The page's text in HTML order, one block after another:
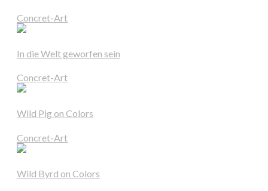
Concret-Art
In die Welt geworfen sein
Concret-Art
Wild Pig on Colors
Concret-Art
Wild Byrd on Colors